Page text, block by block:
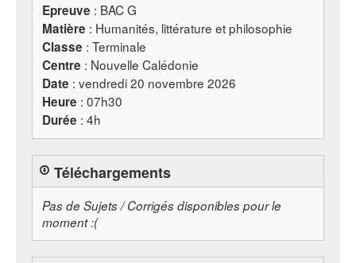
Epreuve : BACG
Matière : Humanités, littérature et philosophie
Classe : Terminale
Centre : Nouvelle Calédonie
Date : vendredi 20 novembre 2026
Heure : 07h30
Durée : 4h
Téléchargements
Pas de Sujets / Corrigés disponibles pour le
moment :(